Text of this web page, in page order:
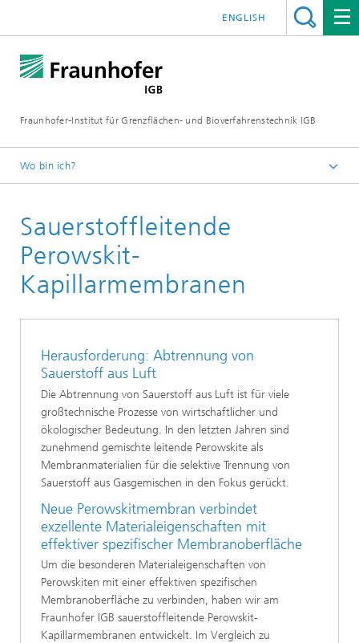
Fraunhofer-Institut für Grenzflächen- und Bioverfahrenstechnik IGB
ENGLISH
Wo bin ich?
Forschung
Greentech Solutions
Gastrennung
Sauerstoffleitende
Perowskit-
Kapillarmembranen
Herausforderung: Abtrennung von
Sauerstoff aus Luft
Die Abtrennung von Sauerstoff aus Luft ist für viele
großtechnische Prozesse von wirtschaftlicher und
ökologischer Bedeutung. In den letzten Jahren sind
zunehmend gemischte leitende Perowskite als
Membranmaterialien für die selektive Trennung von
Sauerstoff aus Gasgemischen in den Fokus gerückt.
Neue Perowskitmembran verbindet
exzellente Materialeigenschaften mit
effektiver spezifischer Membranoberfläche
Um die besonderen Materialeigenschaften von
Perowskiten mit einer effektiven spezifischen
Membranoberfläche zu verbinden, haben wir am
Fraunhofer IGB sauerstoffleitende Perowskit-
Kapillarmembranen entwickelt. Im Vergleich zu